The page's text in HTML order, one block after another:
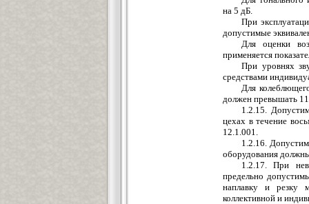
на 5 дБ.
При
допустимые
Для оценки
применяется
При уровнях
средствами
Для
должен превышать
1.2.15.
цехах в течение
12.1.001.
1.2.16.
оборудования
1.2.17. При
предельно
наплавку и резку
коллективной и